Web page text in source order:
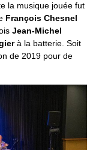
la musique jouée fut
François Chesnel
Jean-Michel
à la batterie. Soit
de 2019 pour de